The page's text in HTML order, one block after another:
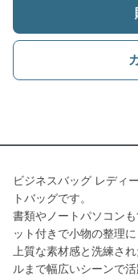
ビジネスバッグ レディ
トバッグです。
書類やノートパソコン
ット付きで小物の整理に
上質な素材感と洗練さ
ルまで幅広いシーンで活